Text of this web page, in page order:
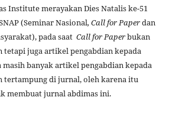
Institute merayakan Dies Natalis ke-51
(Seminar Nasional, Call for Paperdan
pada saat Call for Paperbukan
juga artikel pengabdian kepada
masih banyak artikel pengabdian kepada
tertampung di jurnal, oleh karena itu
membuat jurnal abdimas ini.